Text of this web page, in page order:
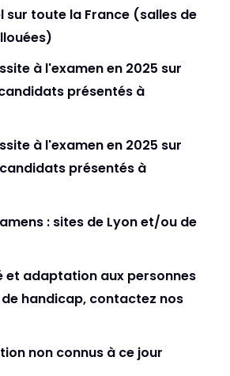
sur toute la France (salles de
à l'examen en 2025 sur
présentés à
à l'examen en 2025 sur
présentés à
: sites de Lyon et/ou de
et adaptation aux personnes
handicap, contactez nos
non connus à ce jour